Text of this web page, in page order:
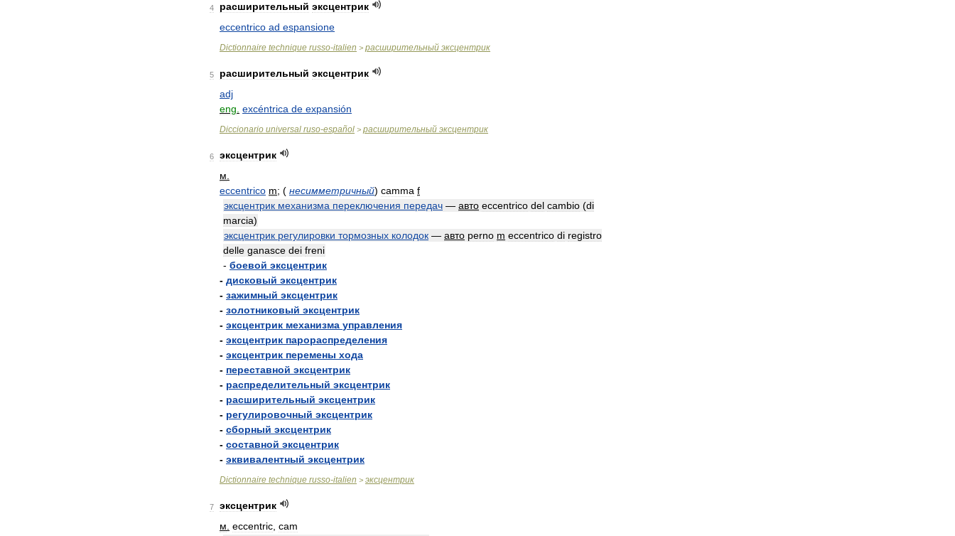
4 расширительный эксцентрик
eccentrico ad espansione
Dictionnaire technique russo-italien > расширительный эксцентрик
5 расширительный эксцентрик
adj
eng excéntrica de expansión
Diccionario universal ruso-español > расширительный эксцентрик
6
эксцентрик
м
eccentrico m; ( несимметричный) camma f
эксцентрик механизма переключения передач — авто eccentrico del cambio (di
marcia)
эксцентрик регулировки тормозных колодок — авто perno m eccentrico di registro
delle ganasce dei freni
- боевой эксцентрик
- дисковый эксцентрик
- зажимный эксцентрик
- золотниковый эксцентрик
- эксцентрик механизма управления
- эксцентрик парораспределения
- эксцентрик перемены хода
- переставной эксцентрик
- распределительный эксцентрик
- расширительный эксцентрик
- регулировочный эксцентрик
- сборный эксцентрик
- составной эксцентрик
- эквивалентный эксцентрик
Dictionnaire technique russo-italien > эксцентрик
7
эксцентрик
м eccentric cam